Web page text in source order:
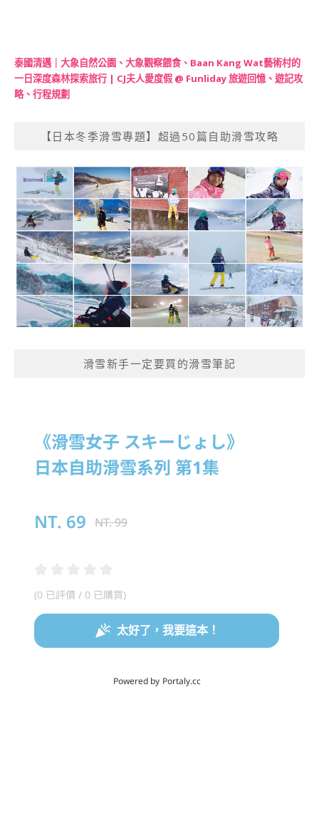
泰國清邁｜大象自然公園、大象觀察餵食、Baan Kang Wat藝術村的
一日深度森林探索旅行 | CJ夫人愛度假 @ Funliday 旅遊回憶、遊記攻
略、行程規劃
【日本冬季滑雪專題】超過50篇自助滑雪攻略
滑雪新手一定要買的滑雪筆記